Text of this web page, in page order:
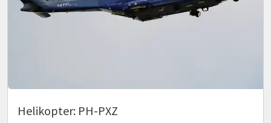
Helikopter: PH-PXZ